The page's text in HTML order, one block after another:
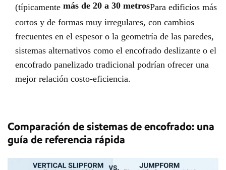
(típicamente más de 20 a 30 metrosPara edificios más
cortos y de formas muy irregulares, con cambios
frecuentes en el espesor o la geometría de las paredes,
sistemas alternativos como el encofrado deslizante o el
encofrado panelizado tradicional podrían ofrecer una
mejor relación costo-eficiencia.
Comparación de sistemas de encofrado: una
guía de referencia rápida